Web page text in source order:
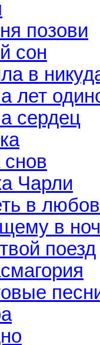
позови
сон
в
лет
сердец
Чарли
в
в
поезд